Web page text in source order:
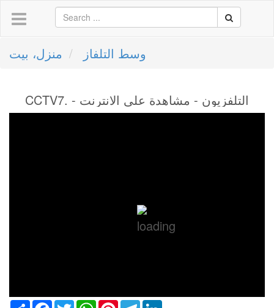
منزل، بيت وسط التلفاز
CCTV7. - التلفزيون - مشاهدة على الانترنت